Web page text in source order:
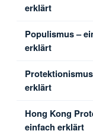
erklärt
Populismus –
erklärt
erklärt
Hong Kong
einfach erklärt